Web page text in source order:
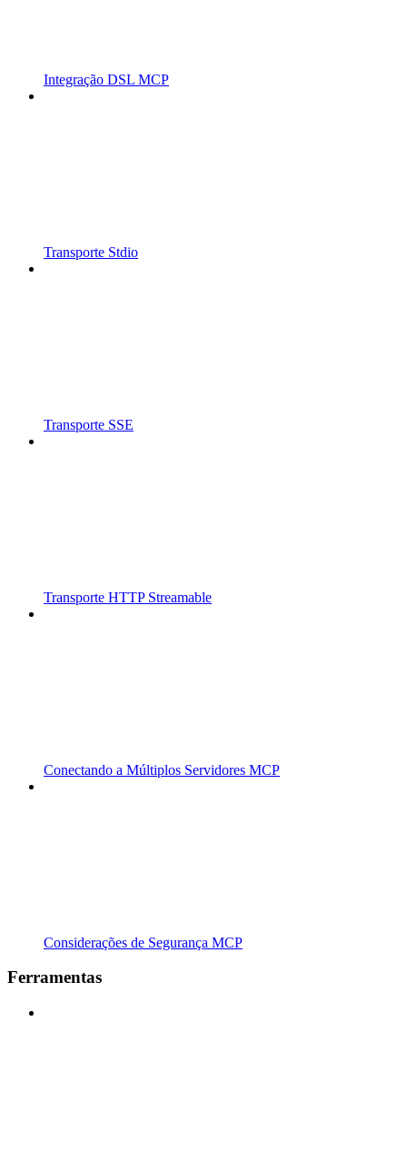
Integração DSL MCP
Transporte Stdio
Transporte SSE
Transporte HTTP Streamable
Conectando a Múltiplos Servidores MCP
Considerações de Segurança MCP
Ferramentas